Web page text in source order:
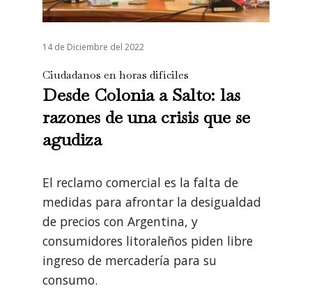
14 de Diciembre del 2022
Ciudadanos en horas difíciles
Desde Colonia a Salto: las
razones de una crisis que se
agudiza
El reclamo comercial es la falta de
medidas para afrontar la desigualdad
de precios con Argentina, y
consumidores litoraleños piden libre
ingreso de mercadería para su
consumo.